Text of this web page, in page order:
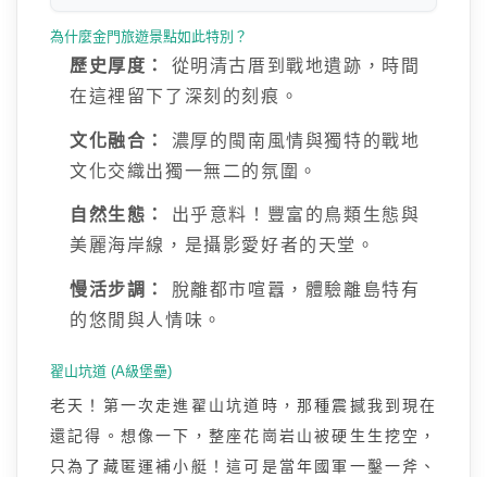
為什麼金門旅遊景點如此特別？
歷史厚度：
從明清古厝到戰地遺跡，時間
在這裡留下了深刻的刻痕。
文化融合：
濃厚的閩南風情與獨特的戰地
文化交織出獨一無二的氛圍。
自然生態：
出乎意料！豐富的鳥類生態與
美麗海岸線，是攝影愛好者的天堂。
慢活步調：
脫離都市喧囂，體驗離島特有
的悠閒與人情味。
翟山坑道 (A級堡壘)
老天！第一次走進翟山坑道時，那種震撼我到現在
還記得。想像一下，整座花崗岩山被硬生生挖空，
只為了藏匿運補小艇！這可是當年國軍一鑿一斧、